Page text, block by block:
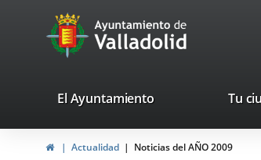
Portal
Web
Ayuntamiento
de
valladolid.es
El Ayuntamiento Tu
InicioActualidad Noticias del AÑO 2009